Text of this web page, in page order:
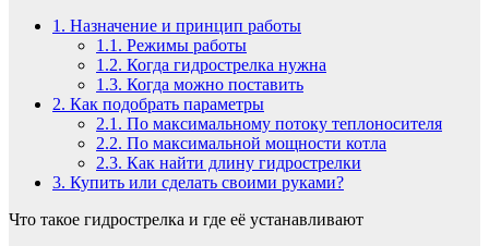
1. Назначение и принцип работы
1.1. Режимы работы
1.2. Когда гидрострелка нужна
1.3. Когда можно поставить
2. Как подобрать параметры
2.1. По максимальному потоку теплоносителя
2.2. По максимальной мощности котла
2.3. Как найти длину гидрострелки
3. Купить или сделать своими руками?
Что такое гидрострелка и где её устанавливают